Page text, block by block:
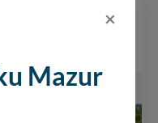
×
Mazur